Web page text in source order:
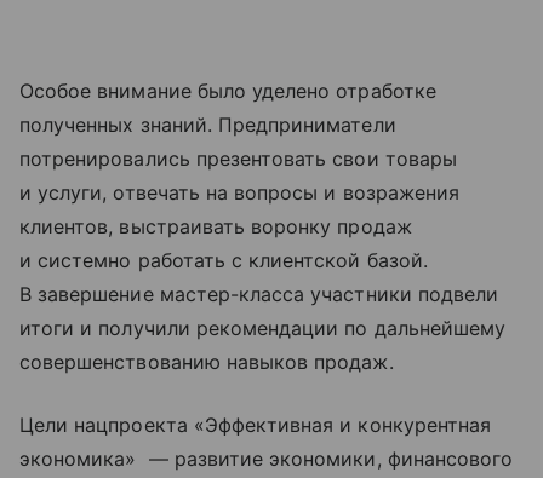
Особое внимание было уделено отработке
полученных знаний. Предприниматели
потренировались презентовать свои товары
и услуги, отвечать на вопросы и возражения
клиентов, выстраивать воронку продаж
и системно работать с клиентской базой.
В завершение мастер-класса участники подвели
итоги и получили рекомендации по дальнейшему
совершенствованию навыков продаж.
Цели нацпроекта «Эффективная и конкурентная
экономика» — развитие экономики, финансового